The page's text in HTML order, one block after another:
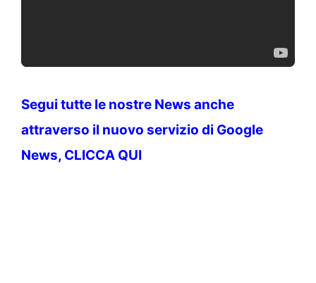
Segui tutte le nostre News anche
attraverso il nuovo servizio di Google
News, CLICCA QUI